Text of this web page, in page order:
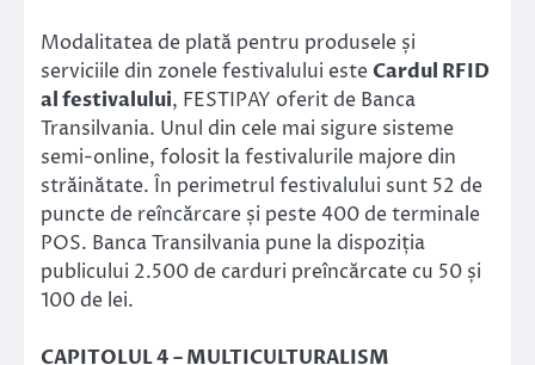
Modalitatea de plată pentru produsele și
serviciile din zonele festivalului este Cardul RFID
al festivalului, FESTIPAY oferit de Banca
Transilvania. Unul din cele mai sigure sisteme
semi-online, folosit la festivalurile majore din
străinătate. În perimetrul festivalului sunt 52 de
puncte de reîncărcare și peste 400 de terminale
POS. Banca Transilvania pune la dispoziția
publicului 2.500 de carduri preîncărcate cu 50 și
100 de lei.
CAPITOLUL 4 – MULTICULTURALISM